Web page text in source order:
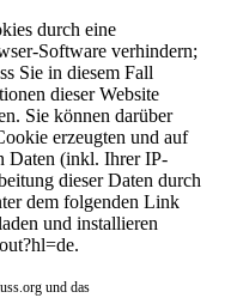
durch eine
Software verhindern;
Sie in diesem Fall
dieser Website
Sie können darüber
erzeugten und auf
Daten (inkl. Ihrer IP-
dieser Daten durch
dem folgenden Link
und installieren
und das